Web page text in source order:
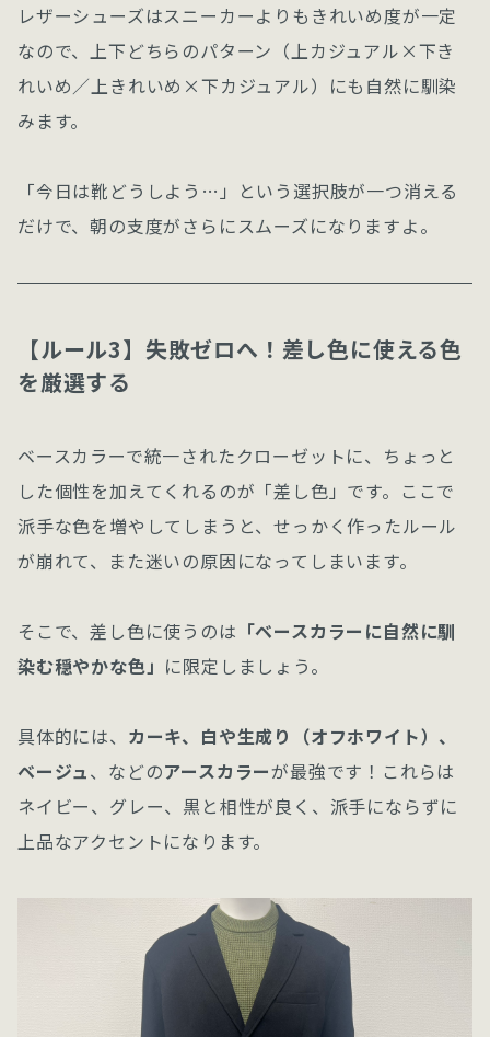
レザーシューズはスニーカーよりもきれいめ度が一定
なので、上下どちらのパターン（上カジュアル×下き
れいめ／上きれいめ×下カジュアル）にも自然に馴染
みます。
「今日は靴どうしよう…」という選択肢が一つ消える
だけで、朝の支度がさらにスムーズになりますよ。
【ルール3】失敗ゼロへ！差し色に使える色
を厳選する
ベースカラーで統一されたクローゼットに、ちょっと
した個性を加えてくれるのが「差し色」です。ここで
派手な色を増やしてしまうと、せっかく作ったルール
が崩れて、また迷いの原因になってしまいます。
そこで、差し色に使うのは 「ベースカラーに自然に馴
染む穏やかな色」 に限定しましょう。
具体的には、 カーキ、白や生成り（オフホワイト）、
ベージュ、などのアースカラーが最強です！これらは
ネイビー、グレー、黒と相性が良く、派手にならずに
上品なアクセントになります。